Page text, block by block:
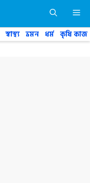
স্বাস্থ্য ভ্রমন ধর্ম কৃষি কাজ